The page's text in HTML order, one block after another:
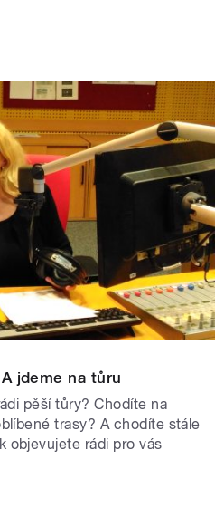
jdeme na tůru
pěší tůry? Chodíte na
trasy? A chodíte stále
objevujete rádi pro vás